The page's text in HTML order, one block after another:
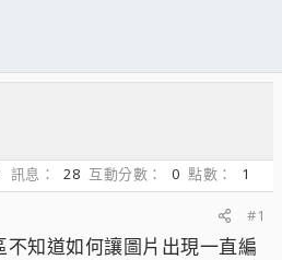
訊息 28 互動分數 0 點數
1
#1
不知道如何讓圖片出現一直編